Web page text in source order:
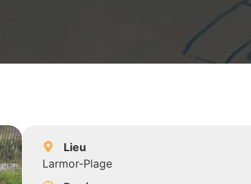
Lieu
Larmor-Plage